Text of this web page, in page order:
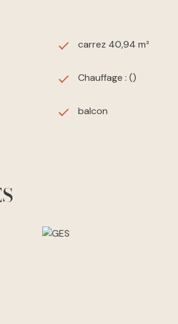
carrez 40,94 m²
Chauffage : ()
balcon